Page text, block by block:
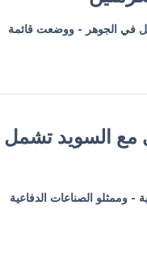
بل في الجوهر - ووضعت قائمة
مع السويد تشمل
- وممثلو الصناعات الدفاعية